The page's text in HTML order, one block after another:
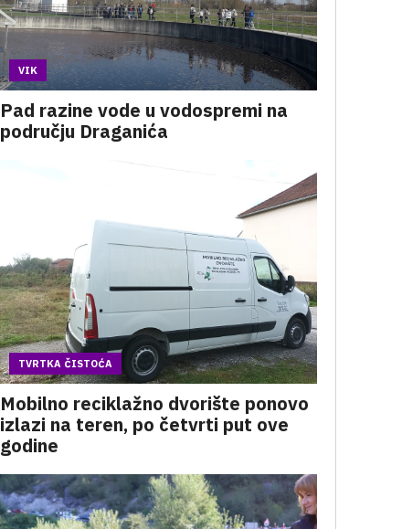
VIK
Pad razine vode u vodospremi na
području Draganića
TVRTKA ČISTOĆA
Mobilno reciklažno dvorište ponovo
izlazi na teren, po četvrti put ove
godine